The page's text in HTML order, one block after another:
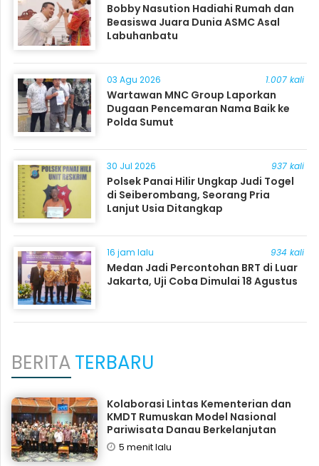
Bobby Nasution Hadiahi Rumah dan
Beasiswa Juara Dunia ASMC Asal
Labuhanbatu
03 Agu 2026 1.007 kali
Wartawan MNC Group Laporkan
Dugaan Pencemaran Nama Baik ke
Polda Sumut
30 Jul 2026 937 kali
Polsek Panai Hilir Ungkap Judi Togel
di Seiberombang, Seorang Pria
Lanjut Usia Ditangkap
16 jam lalu 934 kali
Medan Jadi Percontohan BRT di Luar
Jakarta, Uji Coba Dimulai 18 Agustus
BERITATERBARU
Kolaborasi Lintas Kementerian dan
KMDT Rumuskan Model Nasional
Pariwisata Danau Berkelanjutan
5 menit lalu